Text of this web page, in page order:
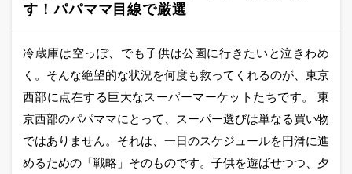
す！パパママ目線で厳選
冷蔵庫は空っぽ、でも子供は公園に行きたいと泣きわめ
く。そんな絶望的な状況を何度も救ってくれるのが、東京
西部に点在する巨大なスーパーマーケットたちです。 東
京西部のパパママにとって、スーパー選びは単なる買い物
ではありません。それは、一日のスケジュールを円滑に進
めるための「戦略」そのものです。子供を遊ばせつつ、夕